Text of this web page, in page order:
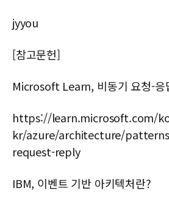
jyyou
[참고문헌]
Microsoft Learn, 비동기 요청-응
https://learn.microsoft.com/
kr/azure/architecture/
request-reply
IBM, 이벤트 기반 아키텍처란?